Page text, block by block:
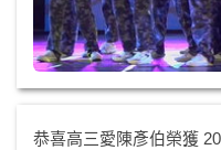
恭喜高三愛陳彥伯榮獲